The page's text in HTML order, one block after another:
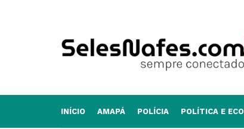
INÍCIO AMAPÁ POLÍCIA POLÍTICA E